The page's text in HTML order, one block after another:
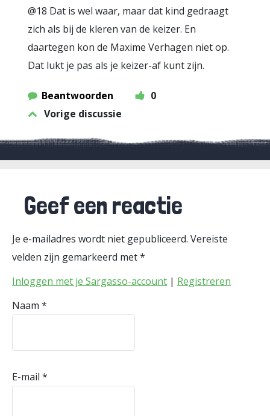
@18 Dat is wel waar, maar dat kind gedraagt
zich als bij de kleren van de keizer. En
daartegen kon de Maxime Verhagen niet op.
Dat lukt je pas als je keizer-af kunt zijn.
Beantwoorden
0
Vorige discussie
Geef een reactie
Je e-mailadres wordt niet gepubliceerd. Vereiste
velden zijn gemarkeerd met*
Inloggen met je Sargasso-account | Registreren
Naam *
E-mail *